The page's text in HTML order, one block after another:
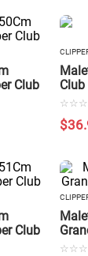
Club
Club
☆ ☆ ☆
$36.
Club
☆ ☆ ☆